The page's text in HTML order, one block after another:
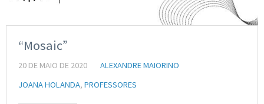
“Mosaic”
20 DE MAIO DE 2020
ALEXANDRE MAIORINO
JOANA HOLANDA, PROFESSORES